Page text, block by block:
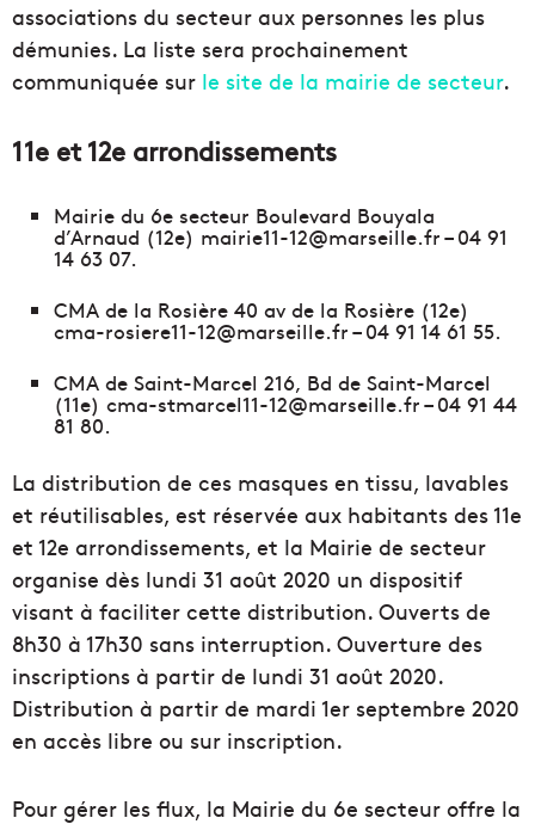
associations du secteur aux personnes les plus
démunies. La liste sera prochainement
communiquée sur le site de la mairie de secteur.
11e et 12e arrondissements
Mairie du 6e secteur Boulevard Bouyala
d’Arnaud (12e) mairie11-12@marseille.fr – 04 91
14 63 07.
CMA de la Rosière 40 av de la Rosière (12e)
cma-rosiere11-12@marseille.fr – 04 91 14 61 55.
CMA de Saint-Marcel 216, Bd de Saint-Marcel
(11e) cma-stmarcel11-12@marseille.fr – 04 91 44
81 80.
La distribution de ces masques en tissu, lavables
et réutilisables, est réservée aux habitants des 11e
et 12e arrondissements, et la Mairie de secteur
organise dès lundi 31 août 2020 un dispositif
visant à faciliter cette distribution. Ouverts de
8h30 à 17h30 sans interruption. Ouverture des
inscriptions à partir de lundi 31 août 2020.
Distribution à partir de mardi 1er septembre 2020
en accès libre ou sur inscription.
Pour gérer les flux, la Mairie du 6e secteur offre la